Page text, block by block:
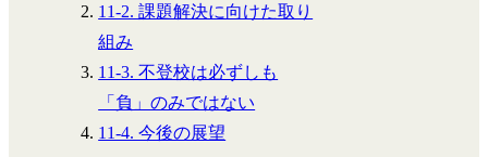
11-2. 課題解決に向けた取り
組み
11-3. 不登校は必ずしも
「負」のみではない
11-4. 今後の展望